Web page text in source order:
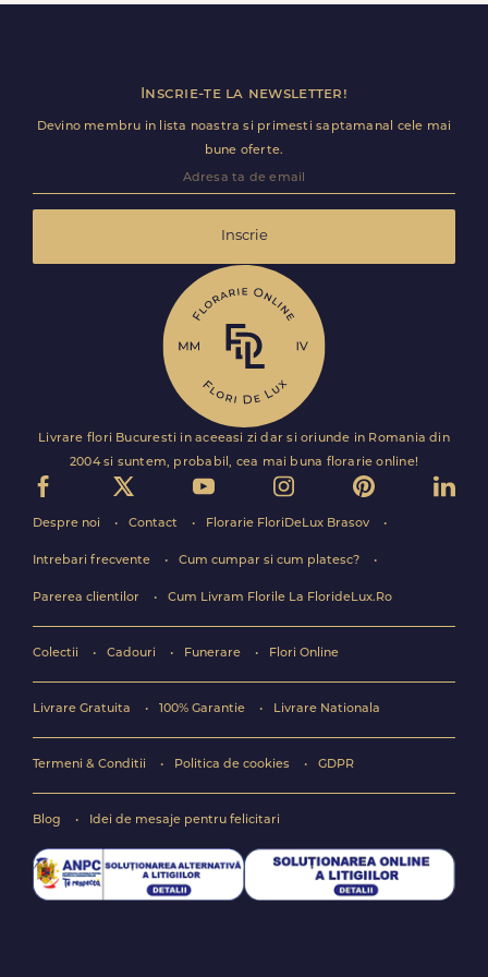
Florile sunt livrate rapid, direct de curierii nostri proprii.
Inscrie-te la newsletter!
Devino membru in lista noastra si primesti saptamanal cele mai
bune oferte.
Inscrie
Livrare flori Bucuresti in aceeasi zi dar si oriunde in Romania din
2004 si suntem, probabil, cea mai buna florarie online!
Despre noi Contact Florarie FloriDeLux Brasov
Intrebari frecvente Cum cumpar si cum platesc?
Parerea clientilor Cum Livram Florile La FlorideLux.Ro
Colectii Cadouri Funerare Flori Online
Livrare Gratuita 100% Garantie Livrare Nationala
Termeni & Conditii Politica de cookies GDPR
Blog Idei de mesaje pentru felicitari